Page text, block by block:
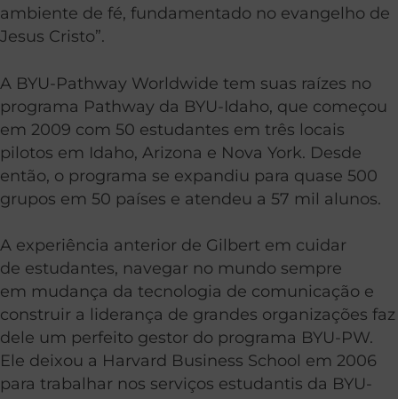
ambiente de fé, fundamentado no evangelho de
Jesus Cristo”.
A BYU-Pathway Worldwide tem suas raízes no
programa Pathway da BYU-Idaho, que começou
em 2009 com 50 estudantes em três locais
pilotos em Idaho, Arizona e Nova York. Desde
então, o programa se expandiu para quase 500
grupos em 50 países e atendeu a 57 mil alunos.
A experiência anterior de Gilbert em cuidar
de estudantes, navegar no mundo sempre
em mudança da tecnologia de comunicação e
construir a liderança de grandes organizações faz
dele um perfeito gestor do programa BYU-PW.
Ele deixou a Harvard Business School em 2006
para trabalhar nos serviços estudantis da BYU-